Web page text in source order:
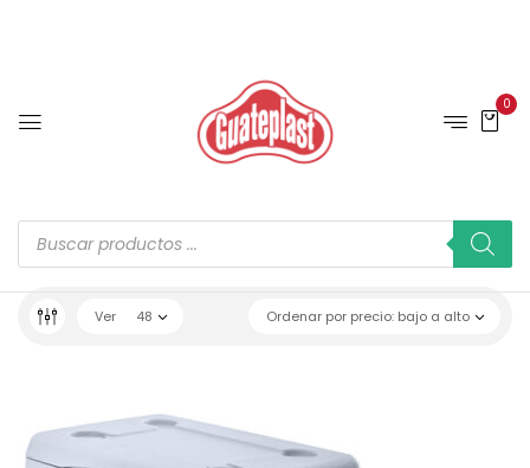
0
Ordenar por precio: bajo a alto
Ver 48